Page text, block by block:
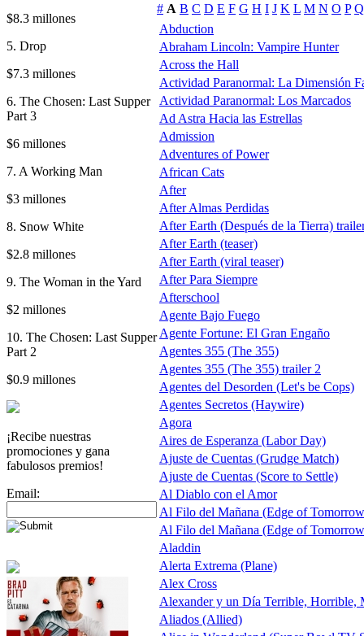
$8.3 millones
5. Drop
$7.3 millones
6. The Chosen: Last Supper
Part 3
$6 millones
7. A Working Man
$3 millones
8. Snow White
$2.8 millones
9. The Woman in the Yard
$2 millones
10. The Chosen: Last Supper
Part 2
$0.9 millones
¡Recibe nuestras
promociones y gana
fabulosos premios!
Email:
# A B C D E F G H I J K L M N O P Q
Abduction
Abraham Lincoln: Vampire Hunter
Across the Hall
Actividad Paranormal: La Dimensión
Actividad Paranormal: Los Marcados
Ad Astra Hacia las Estrellas
Admission
Adventures of Power
African Cats
After
After Almas Perdidas
After Earth (Después de la Tierra)
After Earth (teaser)
After Earth (viral teaser)
After Para Siempre
Afterschool
Agente Bajo Fuego
Agente Fortune: El Gran Engaño
Agentes 355 (The 355)
Agentes 355 (The 355) trailer 2
Agentes del Desorden (Let's be Cops)
Agentes Secretos (Haywire)
Agora
Aires de Esperanza (Labor Day)
Ajuste de Cuentas (Grudge Match)
Ajuste de Cuentas (Score to Settle)
Al Diablo con el Amor
Al Filo del Mañana (Edge of
Al Filo del Mañana (Edge of
Aladdin
Alerta Extrema (Plane)
Alex Cross
Alexander y un Día Terrible, Horrible,
Aliados (Allied)